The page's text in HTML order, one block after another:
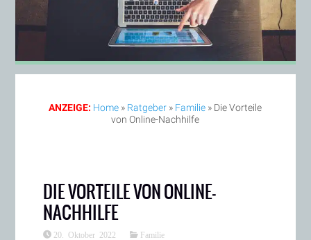
ANZEIGE: Home » Ratgeber » Familie » Die Vorteile
von Online-Nachhilfe
DIE VORTEILE VON ONLINE-
NACHHILFE
20. Oktober 2022 Familie